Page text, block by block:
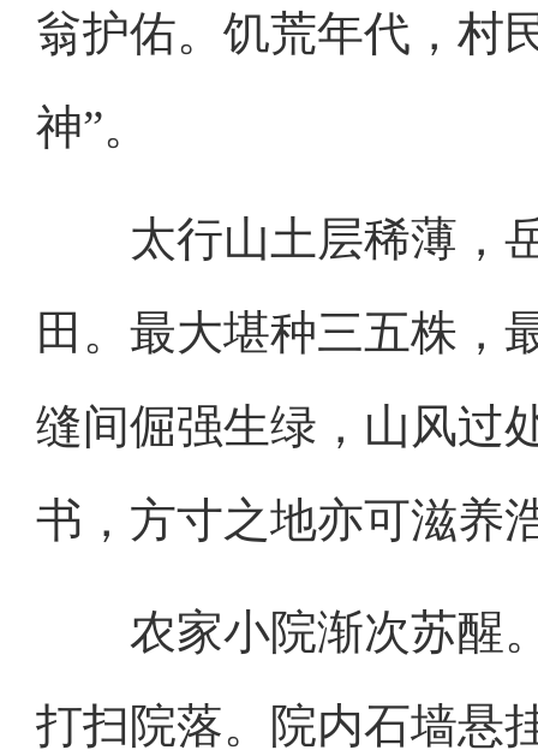
翁护佑。饥荒年代，村
神”。
太行山土层稀薄，岳
田。最大堪种三五株，
缝间倔强生绿，山风过
书，方寸之地亦可滋养
农家小院渐次苏醒。
打扫院落。院内石墙悬